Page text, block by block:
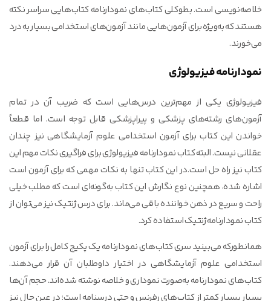
خلاصه‌نویسی است. بطوکلی کتاب‌های نمودارنامه کتاب‌هایی سراسر نکته
هستند که به‌ویژه برای آزمون‌هایی مانند آزمون‌های استخدامی بسیار به درد
می‌خورند.
نمودارنامه فیزیولوژی
فیزیولوژی یکی از مهم‌ترین درس‌هایی است که ضریب آن در تمام
آزمون‌های رشته‌های پزشکی و پیراپزشکی قابل توجه است. اما قطعاً
خواندن این کتاب برای آزمون استخدامی علوم آزمایشگاهی نیز چندان
عقلانی نیست. البته کتاب نمودارنامه فیزیولوژی برای فراگیری نکات مهم این
کتاب نیز راه حل است.در این کتاب تنها به نکات مهمی که برای آزمون است
اشاره شده، همچنین نوع نگارش این کتاب به‌گونه‌ای است که مطلب خیلی
راحت و سریع در ذهن خواننده باقی می‌ماند. برای درس ژنتیک نیز می‌توان از
کتاب نمودارنامه ژنتیک استفاده کرد.
همانطورکه می‌بینید سری کتاب‌های نمودارنامه یک پکیج کامل را برای آزمون
استخدامی علوم آزمایشگاهی در اختیار داوطلبان آن قرار می‌دهند.
کتاب‌های نمودارنامه به‌صورت نموداری و خلاصه نوشته شده‌اند. حجم آن‌ها
بسیار بسیار کمتر از کتاب‌های رفرنس و حتی درسنامه است؛ در عین حال نیز